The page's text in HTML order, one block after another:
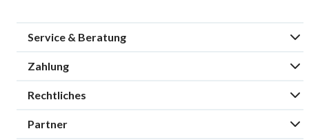
Service & Beratung
Zahlung
Rechtliches
Partner